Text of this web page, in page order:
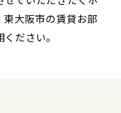
東大阪市の賃貸お部
ださい。